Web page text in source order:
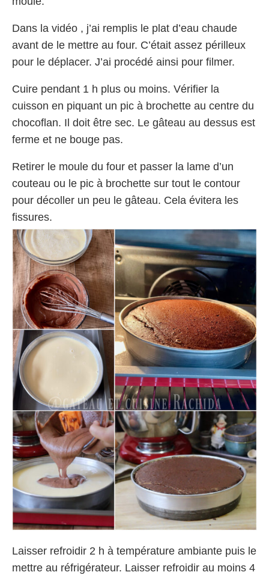
Dans la vidéo , j’ai remplis le plat d’eau chaude
avant de le mettre au four. C’était assez périlleux
pour le déplacer. J’ai procédé ainsi pour filmer.
Cuire pendant 1 h plus ou moins. Vérifier la
cuisson en piquant un pic à brochette au centre du
chocoflan. Il doit être sec. Le gâteau au dessus est
ferme et ne bouge pas.
Retirer le moule du four et passer la lame d’un
couteau ou le pic à brochette sur tout le contour
pour décoller un peu le gâteau. Cela évitera les
fissures.
Laisser refroidir 2 h à température ambiante puis le
mettre au réfrigérateur. Laisser refroidir au moins 4